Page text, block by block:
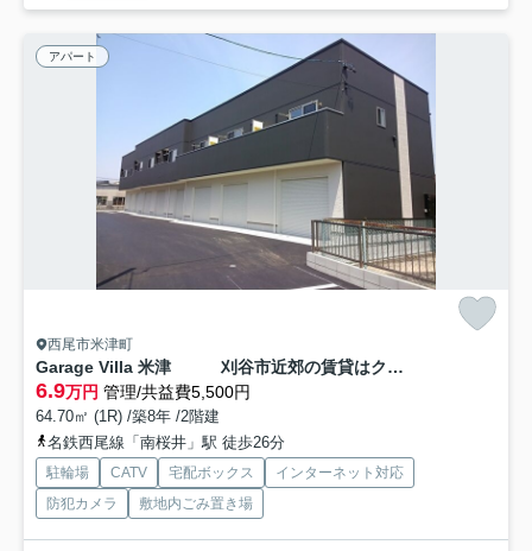
アパート
西尾市米津町
Garage Villa 米津 刈谷市近郊の賃貸はクラスホーム
6.9万円 管理/共益費5,500円
64.70㎡ (1R) /築8年 /2階建
名鉄西尾線「南桜井」駅 徒歩26分
駐輪場 CATV 宅配ボックス
インターネット対応
防犯カメラ
敷地内ごみ置き場